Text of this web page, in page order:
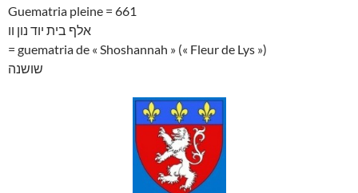
Guematria pleine = 661
אלף בית יוד נון וו
= guematria de « Shoshannah » (« Fleur de Lys »)
שושנה